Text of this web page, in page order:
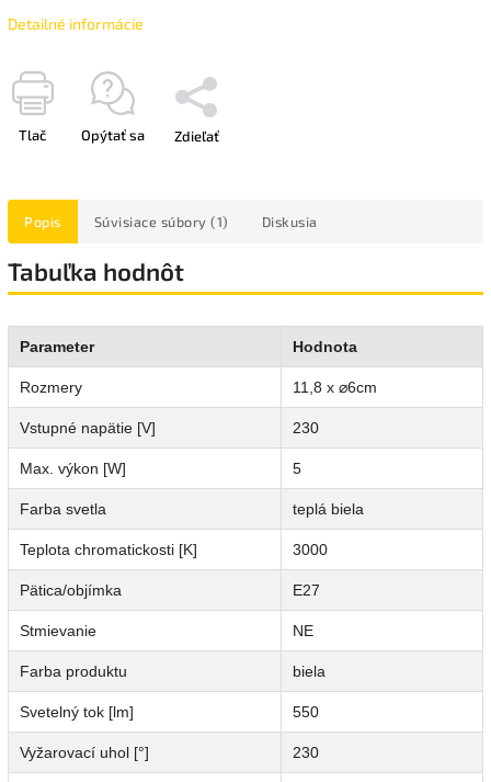
Detailné informácie
Tlač Opýtať sa Zdieľať
Popis Súvisiace súbory (1) Diskusia
Tabuľka hodnôt
Parameter Hodnota
Rozmery 11,8 x ⌀6cm
Vstupné napätie [V] 230
Max. výkon [W] 5
Farba svetla teplá biela
Teplota chromatickosti [K] 3000
Pätica/objímka E27
Stmievanie NE
Farba produktu biela
Svetelný tok [lm] 550
Vyžarovací uhol [°] 230